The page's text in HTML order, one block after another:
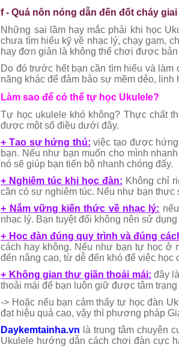
f - Quá nôn nóng dẫn đến đốt cháy
Những sai lầm hay mắc phải khi học
chưa tìm hiểu kỹ về nhạc lý, chạy gam,
hay đơn giản là không thể chơi được
Do đó trước hết bạn cần tìm hiểu và
năng khác để đảm bảo sự mềm dẻo,
Làm sao để có thể tự học Ukulele?
Tự học ukulele khó không? Thực chất
được một số điều dưới đây.
+ Tạo sự hứng thú: việc tạo được
bạn. Nếu như bạn muốn cho mình
nó sẽ giúp bạn tiến bộ nhanh chóng đấy.
+ Nghiêm túc khi học đàn: Không chỉ
cần có sự nghiêm túc. Nếu như bạn
+ Nắm vững kiến thức về nhạc lý:
nhạc lý. Bạn tuyệt đối không nên sử
+ Học đàn đúng quy trình và đúng
cách hay không. Nếu như bạn tự học ở
đến nâng cao, từ dễ đến khó để việc
+ Không gian thư giãn thoải mái: đây
thoải mái để bạn luôn giữ được tâm
-> Hoặc nếu bạn cảm thấy tự học đàn
đạt hiệu quả cao, vậy thì phương pháp
Daykemtainha.vn là trung tâm chuyên
Ukulele hướng dẫn cách chơi đàn cực